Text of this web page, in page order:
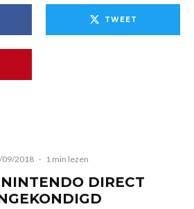
TWEET
09/2018 · 1 min lezen
DIRECT